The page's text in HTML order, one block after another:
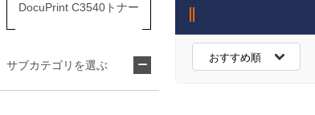
DocuPrint C3540トナー
サブカテゴリを選ぶ